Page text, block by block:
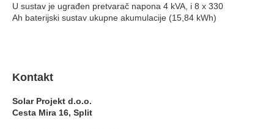
U sustav je ugrađen pretvarač napona 4 kVA, i 8 x 330
Ah baterijski sustav ukupne akumulacije (15,84 kWh)
Kontakt
Solar Projekt d.o.o.
Cesta Mira 16, Split